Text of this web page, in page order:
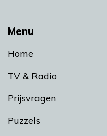
Menu
Home
TV & Radio
Prijsvragen
Puzzels